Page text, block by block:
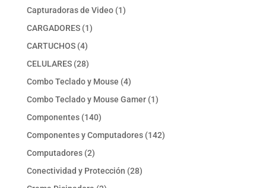
productos
Capturadoras de Video 11
CARGADORES 11
CARTUCHOS 44
productos
CELULARES 2828
productos
Combo Teclado y Mouse 44
productos
Combo Teclado y Mouse Gamer 11
Componentes 140140
productos
Componentes y Computadores 142142
Computadores 22
productos
Conectividad y Protección 2828